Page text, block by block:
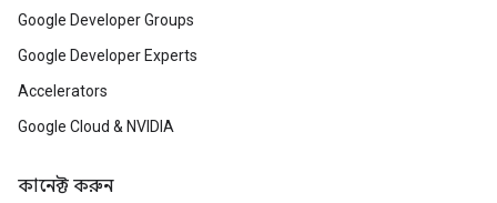
Google Developer Groups
Google Developer Experts
Accelerators
Google Cloud & NVIDIA
কানেক্ট করুন